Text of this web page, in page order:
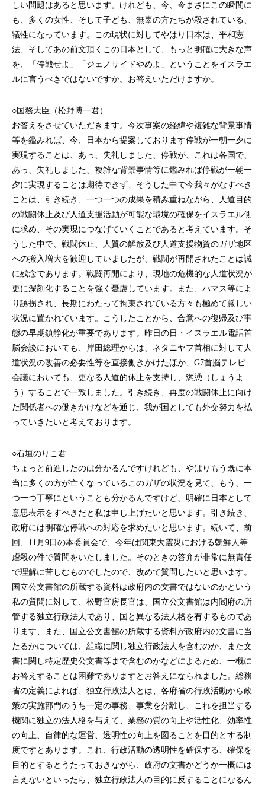
しい問題はあると思います。けれども、今、今まさにこの瞬間に
も、多くの女性、そして子ども、無辜の方たちが殺されている、
犠牲になっています。この現状に対してやはり日本は、平和憲
法、そしてあの前文頂くこの日本として、もっと明確に大きな声
を、「停戦せよ」「ジェノサイドやめよ」ということをイスラエ
ルに言うべきではないですか。お答えいただけますか。
○国務大臣（松野博一君）
お答えをさせていただきます。今次事案の経緯や複雑な背景事情
等を鑑みれば、今、日本から提案しております停戦が一朝一夕に
実現することは、あっ、失礼しました、停戦が、これは各国で、
あっ、失礼しました、複雑な背景事情等に鑑みれば停戦が一朝一
夕に実現することは期待できず、そうした中で今我々がなすべき
ことは、引き続き、一つ一つの成果を積み重ねながら、人道目的
の戦闘休止及び人道支援活動が可能な環境の確保をイスラエル側
に求め、その実現につなげていくことであると考えています。そ
うした中で、戦闘休止、人質の解放及び人道支援物資のガザ地区
への搬入増大を歓迎していましたが、戦闘が再開されたことは誠
に残念であります。戦闘再開により、現地の危機的な人道状況が
更に深刻化することを強く憂慮しています。また、ハマス等によ
り誘拐され、長期にわたって拘束されている方々も極めて厳しい
状況に置かれています。こうしたことから、合意への復帰及び事
態の早期鎮静化が重要であります。昨日の日・イスラエル電話首
脳会談においても、岸田総理からは、ネタニヤフ首相に対して人
道状況の改善の必要性等を直接働きかけたほか、G7首脳テレビ
会議においても、更なる人道的休止を支持し、慫慂（しょうよ
う）することで一致しました。引き続き、再度の戦闘休止に向け
た関係者への働きかけなどを通じ、我が国としても外交努力を払
っていきたいと考えております。
○石垣のりこ君
ちょっと前進したのは分かるんですけれども、やはりもう既に本
当に多くの方が亡くなっているこのガザの状況を見て、もう、一
つ一つ丁寧にということも分かるんですけど、明確に日本として
意思表示をすべきだと私は申し上げたいと思います。引き続き、
政府には明確な停戦への対応を求めたいと思います。続いて、前
回、11月9日の本委員会で、今年は関東大震災における朝鮮人等
虐殺の件で質問をいたしました。そのときの答弁が非常に無責任
で理解に苦しむものでしたので、改めて質問したいと思います。
国立公文書館の所蔵する資料は政府内の文書ではないのかという
私の質問に対して、松野官房長官は、国立公文書館は内閣府の所
管する独立行政法人であり、国と異なる法人格を有するものであ
ります、また、国立公文書館の所蔵する資料が政府内の文書に当
たるかについては、組織に関し独立行政法人を含むのか、また文
書に関し特定歴史公文書等まで含むのかなどによるため、一概に
お答えすることは困難でありますとお答えになられました。総務
省の定義によれば、独立行政法人とは、各府省の行政活動から政
策の実施部門のうち一定の事務、事業を分離し、これを担当する
機関に独立の法人格を与えて、業務の質の向上や活性化、効率性
の向上、自律的な運営、透明性の向上を図ることを目的とする制
度ですとあります。これ、行政活動の透明性を確保する、確保を
目的とするとうたっておきながら、政府の文書かどうか一概には
言えないといったら、独立行政法人の目的に反することになるん